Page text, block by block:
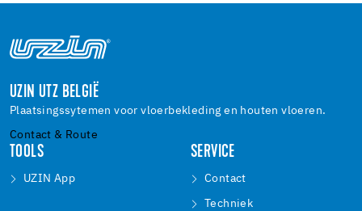
UZIN UTZ BELGIË
Plaatsingssytemen voor vloerbekleding en houten vloeren.
Contact & Route
TOOLS
UZIN App
SERVICE
Contact
Techniek